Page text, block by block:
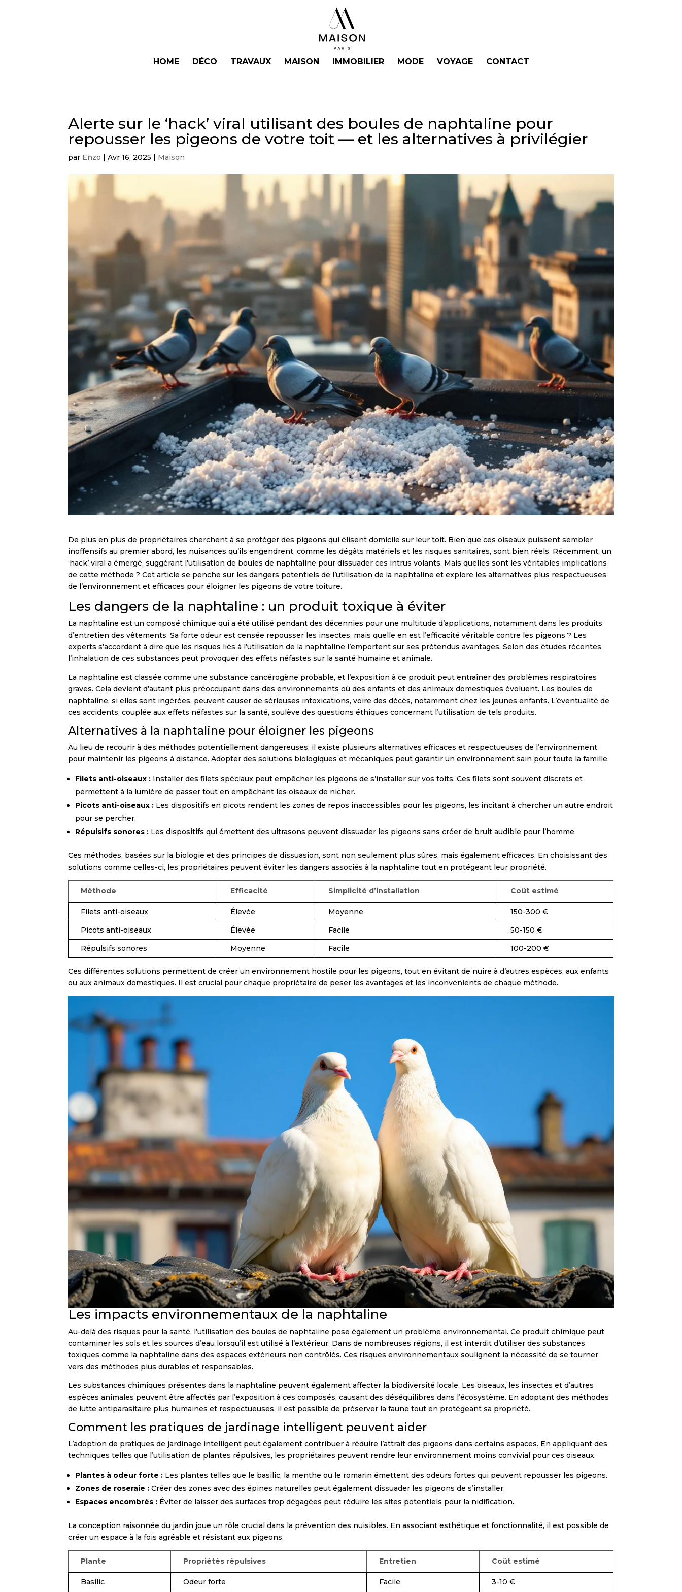
HOME DÉCO TRAVAUX MAISON IMMOBILIER MODE VOYAGE CONTACT
Alerte sur le ‘hack’ viral utilisant des boules de naphtaline pour
repousser les pigeons de votre toit — et les alternatives à privilégier
par Enzo |Avr 16, 2025 | Maison
De plus en plus de propriétaires cherchent à se protéger des pigeons qui élisent domicile sur leur toit. Bien que ces oiseaux puissent sembler
inoffensifs au premier abord, les nuisances qu’ils engendrent, comme les dégâts matériels et les risques sanitaires, sont bien réels. Récemment, un
‘hack’ viral a émergé, suggérant l’utilisation de boules de naphtaline pour dissuader ces intrus volants. Mais quelles sont les véritables implications
de cette méthode ? Cet article se penche sur les dangers potentiels de l’utilisation de la naphtaline et explore les alternatives plus respectueuses
de l’environnement et efficaces pour éloigner les pigeons de votre toiture.
Les dangers de la naphtaline : un produit toxique à éviter
La naphtaline est un composé chimique qui a été utilisé pendant des décennies pour une multitude d’applications, notamment dans les produits
d’entretien des vêtements. Sa forte odeur est censée repousser les insectes, mais quelle en est l’efficacité véritable contre les pigeons ? Les
experts s’accordent à dire que les risques liés à l’utilisation de la naphtaline l’emportent sur ses prétendus avantages. Selon des études récentes,
l’inhalation de ces substances peut provoquer des effets néfastes sur la santé humaine et animale.
La naphtaline est classée comme une substance cancérogène probable, et l’exposition à ce produit peut entraîner des problèmes respiratoires
graves. Cela devient d’autant plus préoccupant dans des environnements où des enfants et des animaux domestiques évoluent. Les boules de
naphtaline, si elles sont ingérées, peuvent causer de sérieuses intoxications, voire des décès, notamment chez les jeunes enfants. L’éventualité de
ces accidents, couplée aux effets néfastes sur la santé, soulève des questions éthiques concernant l’utilisation de tels produits.
Alternatives à la naphtaline pour éloigner les pigeons
Au lieu de recourir à des méthodes potentiellement dangereuses, il existe plusieurs alternatives efficaces et respectueuses de l’environnement
pour maintenir les pigeons à distance. Adopter des solutions biologiques et mécaniques peut garantir un environnement sain pour toute la famille.
Filets anti-oiseaux : Installer des filets spéciaux peut empêcher les pigeons de s’installer sur vos toits. Ces filets sont souvent discrets et
permettent à la lumière de passer tout en empêchant les oiseaux de nicher.
Picots anti-oiseaux : Les dispositifs en picots rendent les zones de repos inaccessibles pour les pigeons, les incitant à chercher un autre endroit
pour se percher.
Répulsifs sonores : Les dispositifs qui émettent des ultrasons peuvent dissuader les pigeons sans créer de bruit audible pour l’homme.
Ces méthodes, basées sur la biologie et des principes de dissuasion, sont non seulement plus sûres, mais également efficaces. En choisissant des
solutions comme celles-ci, les propriétaires peuvent éviter les dangers associés à la naphtaline tout en protégeant leur propriété.
Méthode Efficacité Simplicité d’installation Coût estimé
Filets anti-oiseaux Élevée Moyenne
150-300 €
Picots anti-oiseaux
Élevée Facile
50-150 €
Répulsifs sonores
Moyenne Facile 100-200 €
Ces différentes solutions permettent de créer un environnement hostile pour les pigeons, tout en évitant de nuire à d’autres espèces, aux enfants
ou aux animaux domestiques. Il est crucial pour chaque propriétaire de peser les avantages et les inconvénients de chaque méthode.
Les impacts environnementaux de la naphtaline
Au-delà des risques pour la santé, l’utilisation des boules de naphtaline pose également un problème environnemental. Ce produit chimique peut
contaminer les sols et les sources d’eau lorsqu’il est utilisé à l’extérieur. Dans de nombreuses régions, il est interdit d’utiliser des substances
toxiques comme la naphtaline dans des espaces extérieurs non contrôlés. Ces risques environnementaux soulignent la nécessité de se tourner
vers des méthodes plus durables et responsables.
Les substances chimiques présentes dans la naphtaline peuvent également affecter la biodiversité locale. Les oiseaux, les insectes et d’autres
espèces animales peuvent être affectés par l’exposition à ces composés, causant des déséquilibres dans l’écosystème. En adoptant des méthodes
de lutte antiparasitaire plus humaines et respectueuses, il est possible de préserver la faune tout en protégeant sa propriété.
Comment les pratiques de jardinage intelligent peuvent aider
L’adoption de pratiques de jardinage intelligent peut également contribuer à réduire l’attrait des pigeons dans certains espaces. En appliquant des
techniques telles que l’utilisation de plantes répulsives, les propriétaires peuvent rendre leur environnement moins convivial pour ces oiseaux.
Plantes à odeur forte : Les plantes telles que le basilic, la menthe ou le romarin émettent des odeurs fortes qui peuvent repousser les pigeons.
Zones de roseraie : Créer des zones avec des épines naturelles peut également dissuader les pigeons de s’installer.
Espaces encombrés : Éviter de laisser des surfaces trop dégagées peut réduire les sites potentiels pour la nidification.
La conception raisonnée du jardin joue un rôle crucial dans la prévention des nuisibles. En associant esthétique et fonctionnalité, il est possible de
créer un espace à la fois agréable et résistant aux pigeons.
Plante Propriétés répulsives Entretien Coût estimé
Basilic Odeur forte Facile
3-10 €